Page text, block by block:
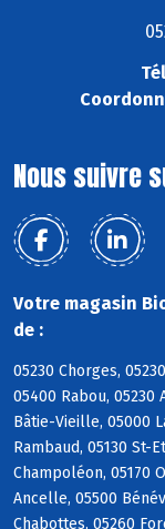
Nous suivre
Votre magasin
de :
05230 Chorges,
05400 Rabou, 05230
Bâtie-Vieille, 05000
Rambaud, 05130 St-
Champoléon, 05170
Ancelle, 05500
Chabottes, 05260